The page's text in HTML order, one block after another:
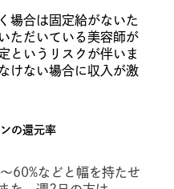
場合は固定給がないた
ただいている美容師が
というリスクが伴いま
けない場合に収入が激
の還元率
60%などと幅を持たせ